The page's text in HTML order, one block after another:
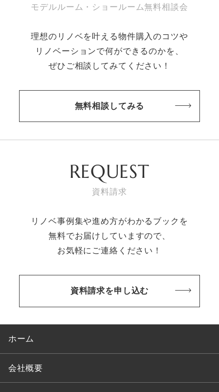
モデルルーム・ショールーム無料相談会
理想のリノベを叶える物件購入のコツや
リノベーションで何ができるのかを、
ぜひご相談してみてください！
無料相談してみる
REQUEST
資料請求
リノベ事例集や進め方がわかるブックを
無料でお届けしていますので、
お気軽にご連絡ください！
資料請求を申し込む
ホーム
会社概要